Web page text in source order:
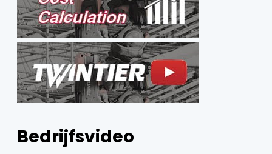
Bedrijfsvideo